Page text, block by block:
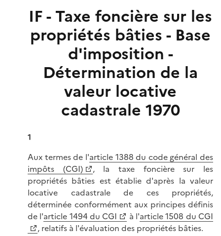
IF - Taxe foncière sur les
propriétés bâties - Base
d'imposition -
Détermination de la
valeur locative
cadastrale 1970
1
Aux termes de l'article 1388 du code général des
impôts (CGI)
, la taxe foncière sur les
propriétés bâties est établie d'après la valeur
locative cadastrale de ces propriétés,
déterminée conformément aux principes définis
de l'article 1494 du CGI à l'article 1508 du CGI
, relatifs à l'évaluation des propriétés bâties.